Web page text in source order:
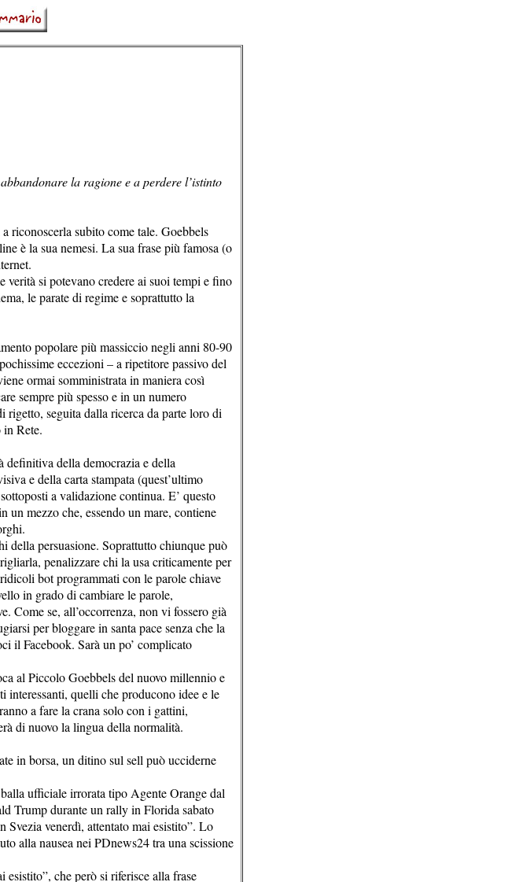
la ragione e a perdere l’istinto
riconoscerla subito come tale. Goebbels
è la sua nemesi. La sua frase più famosa (o
verità si potevano credere ai suoi tempi e fino
le parate di regime e soprattutto la
popolare più massiccio negli anni 80-90
eccezioni – a ripetitore passivo del
ormai somministrata in maniera così
sempre più spesso e in un numero
rigetto, seguita dalla ricerca da parte loro di
Rete.
definitiva della democrazia e della
e della carta stampata (quest’ultimo
a validazione continua. E’ questo
un mezzo che, essendo un mare, contiene
della persuasione. Soprattutto chiunque può
penalizzare chi la usa criticamente per
bot programmati con le parole chiave
in grado di cambiare le parole,
Come se, all’occorrenza, non vi fossero già
per bloggare in santa pace senza che la
il Facebook. Sarà un po’ complicato
al Piccolo Goebbels del nuovo millennio e
quelli che producono idee e le
a fare la crana solo con i gattini,
di nuovo la lingua della normalità.
in borsa, un ditino sul sell può ucciderne
ufficiale irrorata tipo Agente Orange dal
Trump durante un rally in Florida sabato
Svezia venerdì, attentato mai esistito”. Lo
alla nausea nei PDnews24 tra una scissione
esistito”, che però si riferisce alla frase